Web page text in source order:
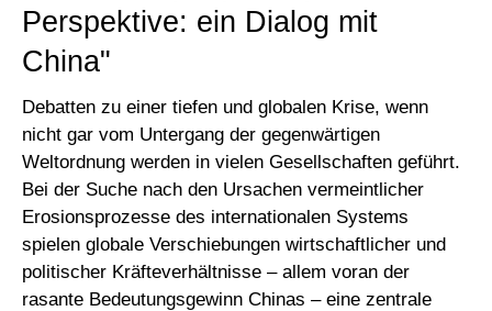
Perspektive: ein Dialog mit
China"
Debatten zu einer tiefen und globalen Krise, wenn
nicht gar vom Untergang der gegenwärtigen
Weltordnung werden in vielen Gesellschaften geführt.
Bei der Suche nach den Ursachen vermeintlicher
Erosionsprozesse des internationalen Systems
spielen globale Verschiebungen wirtschaftlicher und
politischer Kräfteverhältnisse – allem voran der
rasante Bedeutungsgewinn Chinas – eine zentrale